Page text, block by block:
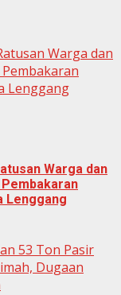
Warga dan
Lenggang
Warga dan
Lenggang
53 Ton Pasir
Dugaan